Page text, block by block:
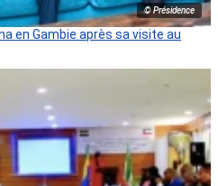
© Présidence
en Gambie après sa visite au